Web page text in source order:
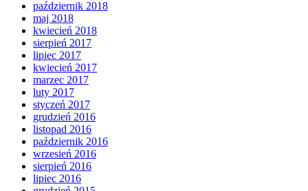
październik 2018
maj 2018
kwiecień 2018
sierpień 2017
lipiec 2017
kwiecień 2017
marzec 2017
luty 2017
styczeń 2017
grudzień 2016
listopad 2016
październik 2016
wrzesień 2016
sierpień 2016
lipiec 2016